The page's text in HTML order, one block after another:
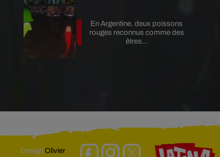
En Argentine, deux poissons
rouges reconnus comme des
êtres...
DesignOlivier